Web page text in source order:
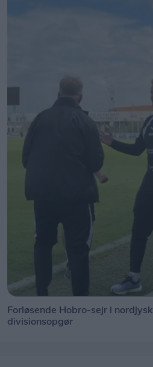
Forløsende Hobro-sejr i nordjysk
divisionsopgør